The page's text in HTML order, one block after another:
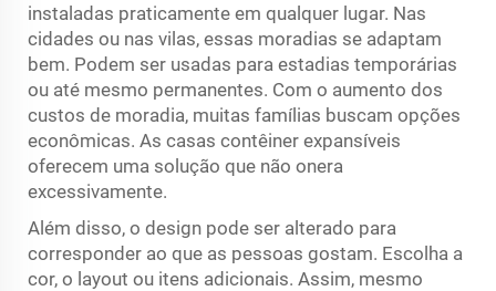
instaladas praticamente em qualquer lugar. Nas
cidades ou nas vilas, essas moradias se adaptam
bem. Podem ser usadas para estadias temporárias
ou até mesmo permanentes. Com o aumento dos
custos de moradia, muitas famílias buscam opções
econômicas. As casas contêiner expansíveis
oferecem uma solução que não onera
excessivamente.
Além disso, o design pode ser alterado para
corresponder ao que as pessoas gostam. Escolha a
cor, o layout ou itens adicionais. Assim, mesmo